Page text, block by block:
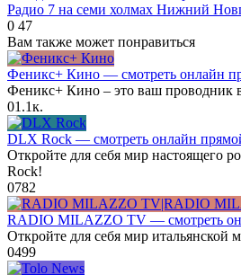
Радио 7 на семи холмах Нижний
0 47
Вам также может понравиться
Феникс+ Кино — смотреть онлайн
Феникс+ Кино – это ваш проводник
01.1к.
DLX Rock — смотреть онлайн
Откройте для себя мир настоящего
Rock!
0782
RADIO MILAZZO TV — смотреть
Откройте для себя мир итальянской
0499